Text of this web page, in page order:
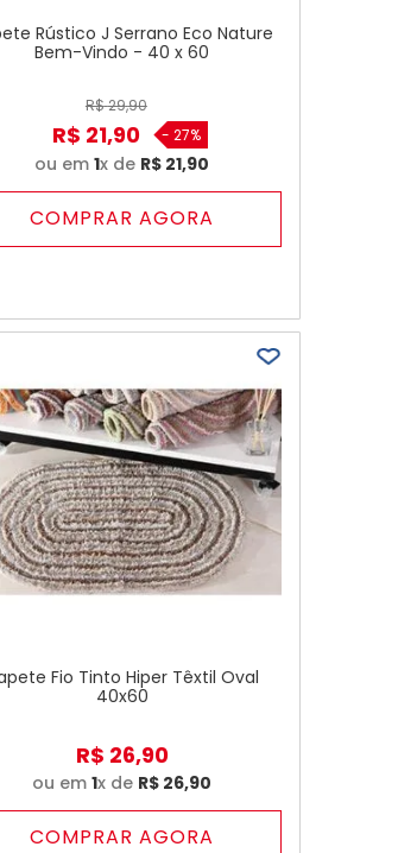
Rústico J Serrano Eco Nature
Bem-Vindo - 40 x 60
R$29,90
R$ 21,90 - 27%
ou em1x de R$ 21,90
COMPRAR AGORA
Fio Tinto Hiper Têxtil Oval
40x60
R$ 26,90
ou em1x de R$ 26,90
COMPRAR AGORA